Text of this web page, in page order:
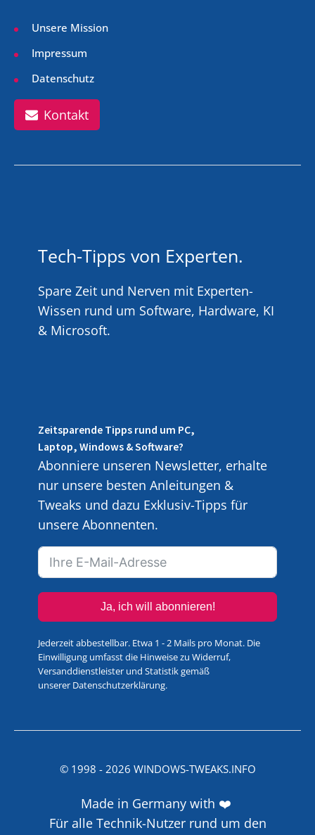
Unsere Mission
Impressum
Datenschutz
Kontakt
Tech-Tipps von Experten.
Spare Zeit und Nerven mit Experten-
Wissen rund um Software, Hardware, KI
& Microsoft.
Zeitsparende Tipps rund um PC,
Laptop, Windows & Software?
Abonniere unseren Newsletter, erhalte
nur unsere besten Anleitungen &
Tweaks und dazu Exklusiv-Tipps für
unsere Abonnenten.
Ja, ich will abonnieren!
Jederzeit abbestellbar. Etwa 1 - 2 Mails pro Monat. Die
Einwilligung umfasst die Hinweise zu Widerruf,
Versanddienstleister und Statistik gemäß
unserer Datenschutzerklärung.
© 1998 - 2026 WINDOWS-TWEAKS.INFO
Made in Germany with ❤️
Für alle Technik-Nutzer rund um den